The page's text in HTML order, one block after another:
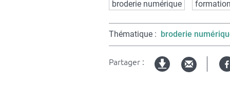
clés
broderie numérique formation
Thématique broderie
Partager :